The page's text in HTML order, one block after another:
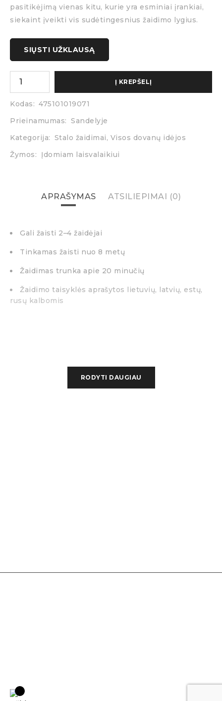
pasitikėjimą vienas kitu, kurie yra esminiai įrankiai,
siekaint įveikti vis sudėtingesnius žaidimo lygius.
SIŲSTI UŽKLAUSĄ
Į KREPŠELĮ
Kodas: 475101019071
Prieinamumas: Sandelyje
Kategorija: Stalo žaidimai, Visos dovanų idėjos
Žymos:
Įdomiam laisvalaikiui
APRAŠYMAS ATSILIEPIMAI (0)
Gali žaisti 2–4 žaidėjai
Tinkamas žaisti nuo 8 metų
Žaidimas trunka apie 20 minučių
Žaidimo taisyklės aprašytos lietuvių, latvių, estų,
rusų kalbomis
RODYTI DAUGIAU